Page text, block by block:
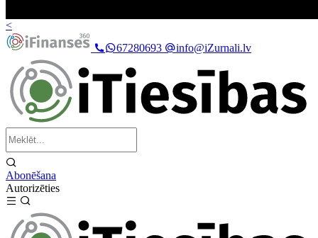
<
67280693
info@iZurnali.lv
Abonēšana
Autorizēties